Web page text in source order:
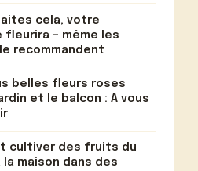
cela, votre
fleurira – même les
recommandent
belles fleurs roses
et le balcon : A vous
cultiver des fruits du
la maison dans des